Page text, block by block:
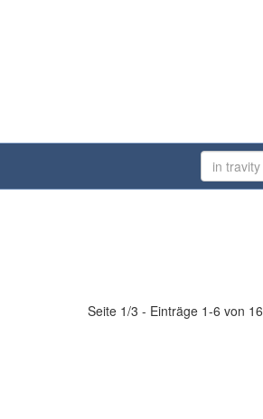
Seite 1/3 - Einträge 1-6 von 16